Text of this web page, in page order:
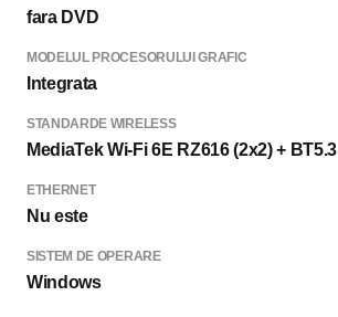
fara DVD
MODELUL PROCESORULUI GRAFIC
Integrata
STANDARDE WIRELESS
MediaTek Wi-Fi 6E RZ616 (2x2) + BT5.3
ETHERNET
Nu este
SISTEM DE OPERARE
Windows